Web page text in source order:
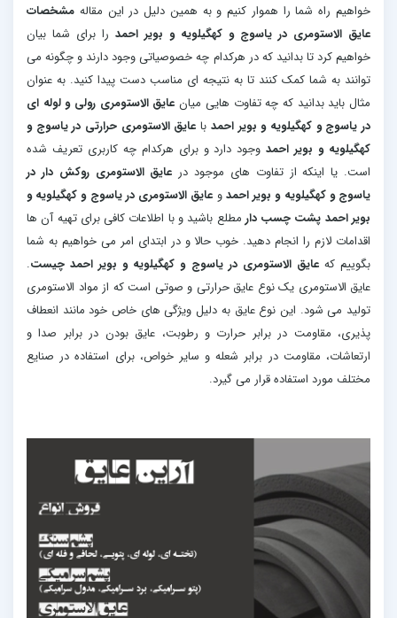
خواهیم راه شما را هموار کنیم و به همین دلیل در این مقاله مشخصات
عایق الاستومری در یاسوج و کهگیلویه و بویر احمد را برای شما بیان
خواهیم کرد تا بدانید که در هرکدام چه خصوصیاتی وجود دارند و چگونه می
توانند به شما کمک کنند تا به نتیجه ای مناسب دست پیدا کنید. به عنوان
مثال باید بدانید که چه تفاوت هایی میان عایق الاستومری رولی و لوله ای
در یاسوج و کهگیلویه و بویر احمد با عایق الاستومری حرارتی در یاسوج و
کهگیلویه و بویر احمد وجود دارد و برای هرکدام چه کاربری تعریف شده
است. یا اینکه از تفاوت های موجود در عایق الاستومری روکش دار در
یاسوج و کهگیلویه و بویر احمدو عایق الاستومری در یاسوج و کهگیلویه و
بویر احمد پشت چسب دار مطلع باشید و با اطلاعات کافی برای تهیه آن ها
اقدامات لازم را انجام دهید. خوب حالا و در ابتدای امر می خواهیم به شما
بگوییم کهعایق الاستومری در یاسوج و کهگیلویه و بویر احمد چیست.
عایق الاستومری یک نوع عایق حرارتی و صوتی است که از مواد الاستومری
تولید می شود. این نوع عایق به دلیل ویژگی های خاص خود مانند انعطاف
پذیری، مقاومت در برابر حرارت و رطوبت، عایق بودن در برابر صدا و
ارتعاشات، مقاومت در برابر شعله و سایر خواص، برای استفاده در صنایع
مختلف مورد استفاده قرار می گیرد.